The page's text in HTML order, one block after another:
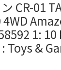
CR-01
4WD
1: 10
Toys &